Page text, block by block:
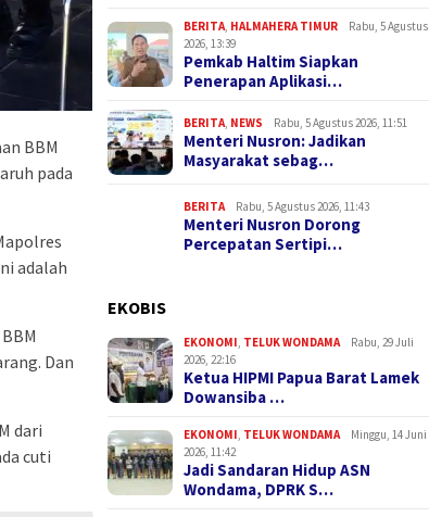
BBM
pada
adalah
Dan
dari
cuti
BERITA, HALMAHERA TIMUR
Rabu, 5 Agustus
2026, 13:39
Pemkab Haltim Siapkan
Penerapan Aplikasi…
BERITA, NEWS Rabu, 5 Agustus 2026, 11:51
Menteri Nusron: Jadikan
Masyarakat sebag…
BERITA Rabu, 5 Agustus 2026, 11:43
Menteri Nusron Dorong
Percepatan Sertipi…
EKOBIS
EKONOMI, TELUK WONDAMA
Rabu, 29 Juli
2026, 22:16
Ketua HIPMI Papua Barat Lamek
Dowansiba …
EKONOMI, TELUK WONDAMA
Minggu, 14 Juni
2026, 11:42
Jadi Sandaran Hidup ASN
Wondama, DPRK S…